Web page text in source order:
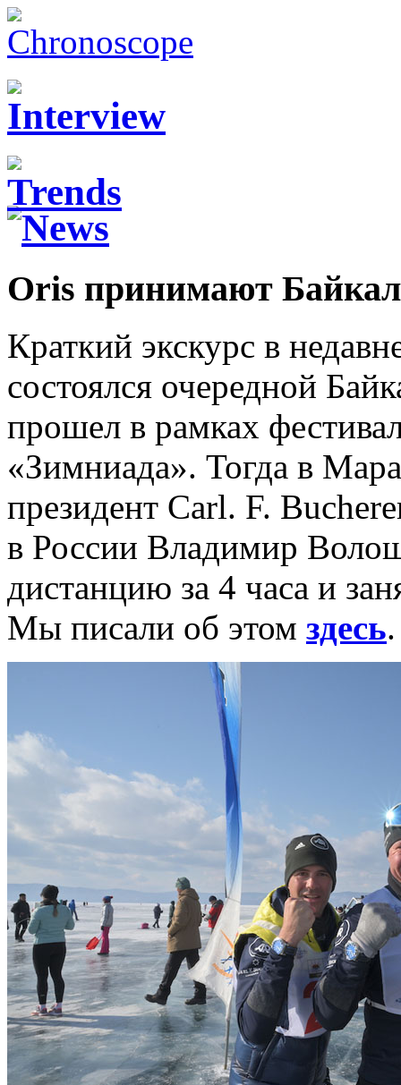
Oris принимают
Краткий экскурс в
состоялся очередной
прошел в рамках
«Зимниада». Тогда в
президент Carl. F.
в России Владимир
дистанцию за 4 часа и
Мы писали об этом здесь.